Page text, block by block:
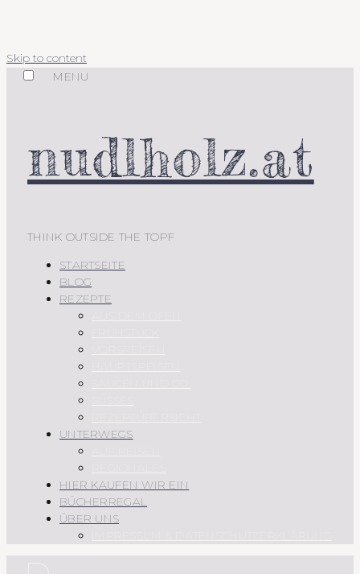
Skip to content
MENU
nudlholz.at
THINK OUTSIDE THE TOPF
STARTSEITE
BLOG
REZEPTE
UNTERWEGS
HIER KAUFEN WIR EIN
BÜCHERREGAL
ÜBER UNS